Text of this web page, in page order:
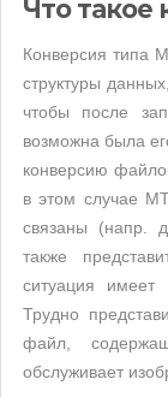
Что такое
Конверсия типа
структуры
чтобы после
возможна была
конверсию
в этом случае
связаны (напр.
также
ситуация имеет
Трудно
файл,
обслуживает